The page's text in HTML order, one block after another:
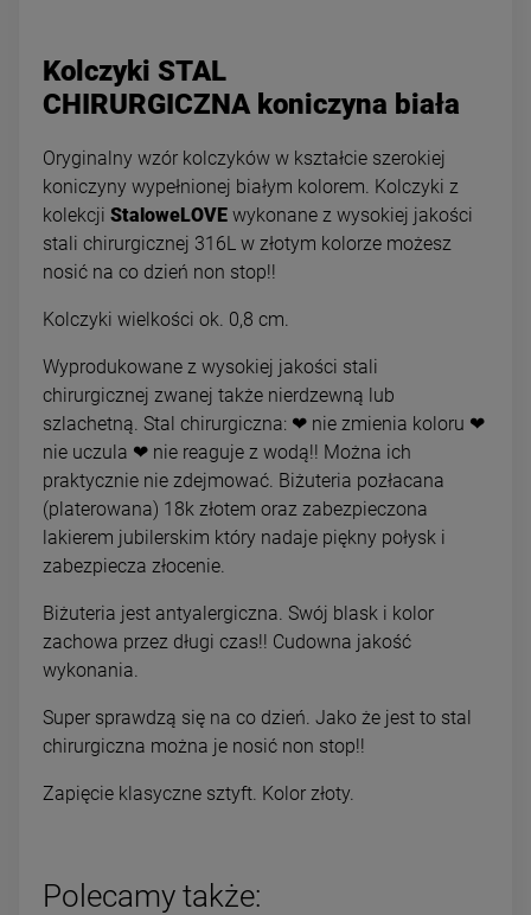
Kolczyki STAL
CHIRURGICZNA koniczyna biała
Oryginalny wzór kolczyków w kształcie szerokiej
koniczyny wypełnionej białym kolorem. Kolczyki z
kolekcji StaloweLOVE wykonane z wysokiej jakości
stali chirurgicznej 316L w złotym kolorze możesz
nosić na co dzień non stop!!
Kolczyki wielkości ok. 0,8 cm.
Wyprodukowane z wysokiej jakości stali
chirurgicznej zwanej także nierdzewną lub
szlachetną. Stal chirurgiczna: ❤ nie zmienia koloru ❤
nie uczula ❤ nie reaguje z wodą!! Można ich
praktycznie nie zdejmować. Biżuteria pozłacana
(platerowana) 18k złotem oraz zabezpieczona
lakierem jubilerskim który nadaje piękny połysk i
zabezpiecza złocenie.
Biżuteria jest antyalergiczna. Swój blask i kolor
zachowa przez długi czas!! Cudowna jakość
wykonania.
Super sprawdzą się na co dzień. Jako że jest to stal
chirurgiczna można je nosić non stop!!
Zapięcie klasyczne sztyft. Kolor złoty.
Polecamy także: